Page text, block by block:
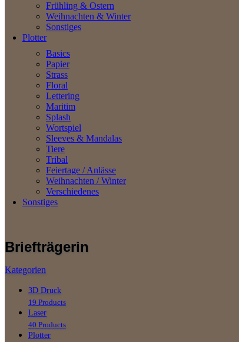
Frühling & Ostern
Weihnachten & Winter
Sonstiges
Plotter
Basics
Papier
Strass
Floral
Lettering
Maritim
Splash
Wortspiel
Sleeves & Mandalas
Tiere
Tribal
Feiertage / Anlässe
Weihnachten / Winter
Verschiedenes
Sonstiges
Briefträgerin
Kategorien
3D Druck
19 Products
Laser
40 Products
Plotter